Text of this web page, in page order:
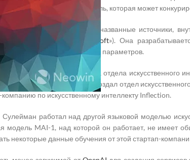
крупную языковую модель, которая может
со ссылкой на не названные источники,
«M» означает «
Microsoft»). Она
более 1 триллиона параметров.
1 руководит новый глава отдела
того, как совместно сосоздал отдел
по искусственному интеллекту Inflection.
работал над другой языковой моделью
модель MAI-1, над которой он работает, не имеет
некоторые данные обучения от этой стартап-